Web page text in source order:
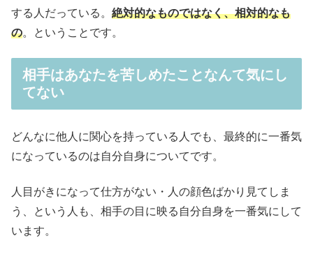
する人だっている。 絶対的なものではなく、相対的なも
の。ということです。
相手はあなたを苦しめたことなんて気にし
てない
どんなに他人に関心を持っている人でも、最終的に一番気
になっているのは自分自身についてです。
人目がきになって仕方がない・人の顔色ばかり見てしま
う、という人も、相手の目に映る自分自身を一番気にして
います。